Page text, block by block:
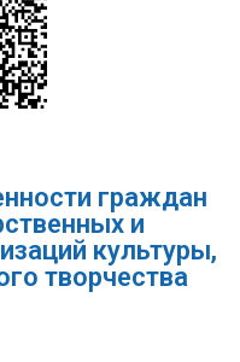
граждан
и
культуры,
творчества